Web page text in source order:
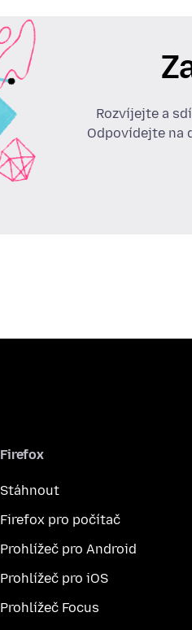
Rozvíjejte a
Odpovídejte na
Firefox
Stáhnout
Firefox pro počítač
Prohlížeč pro Android
Prohlížeč pro iOS
Prohlížeč Focus